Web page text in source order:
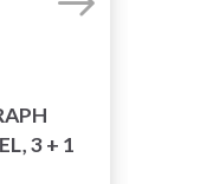
3 + 1